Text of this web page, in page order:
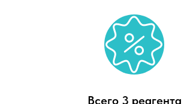
Всего 3 реагента